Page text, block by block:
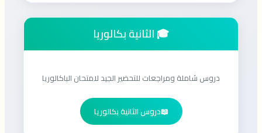
🎓 الثانية بكالوريا
دروس شاملة ومراجعات للتحضير الجيد لامتحان الباكالوريا
📖دروس الثانية بكالوريا